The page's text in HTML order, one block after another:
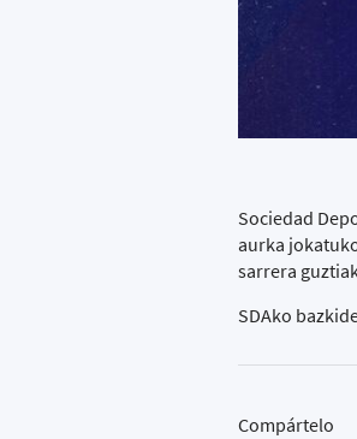
Sociedad
aurka
sarrera
SDAko
Compártelo